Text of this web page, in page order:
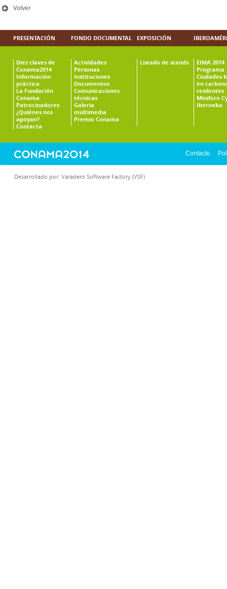
Volver
PRESENTACIÓN
Diez claves de
Conama2014
Información
práctica
La Fundación
Conama
Patrocinadores
¿Quiénes nos
apoyan?
Contacta
FONDO DOCUMENTAL
Actividades
Personas
Instituciones
Documentos
Comunicaciones
técnicas
Galería
multimedia
Premio Conama
EXPOSICIÓN
Listado de stands
EIMA 2014
Programa
Ciudades
en
resilentes
Miniforo
Iberoeka
Contacto
Desarrollado por: Varadero Software Factory (VSF)